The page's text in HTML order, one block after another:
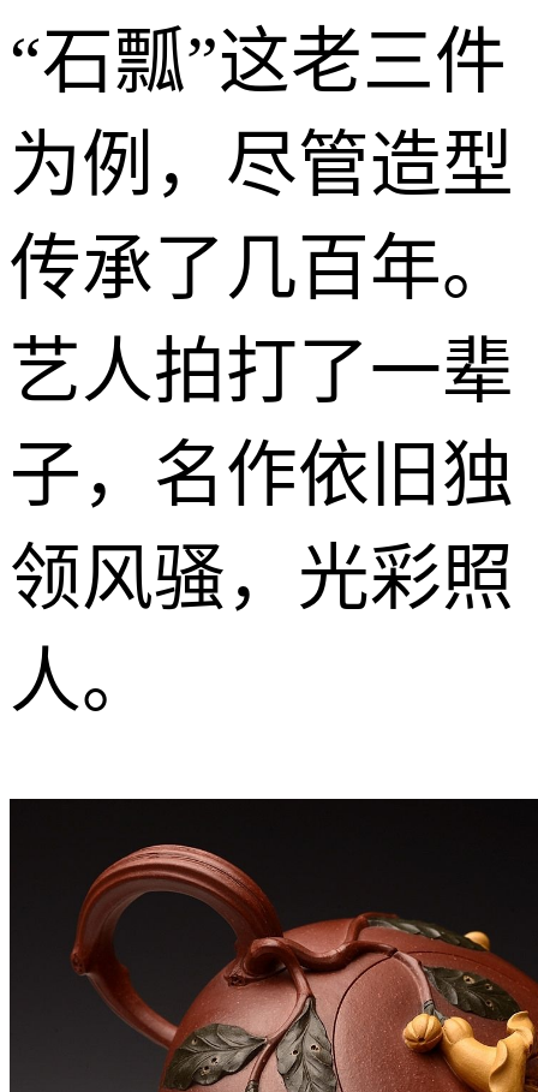
“石瓢”这老三件
为例，尽管造型
传承了几百年。
艺人拍打了一辈
子，名作依旧独
领风骚，光彩照
人。